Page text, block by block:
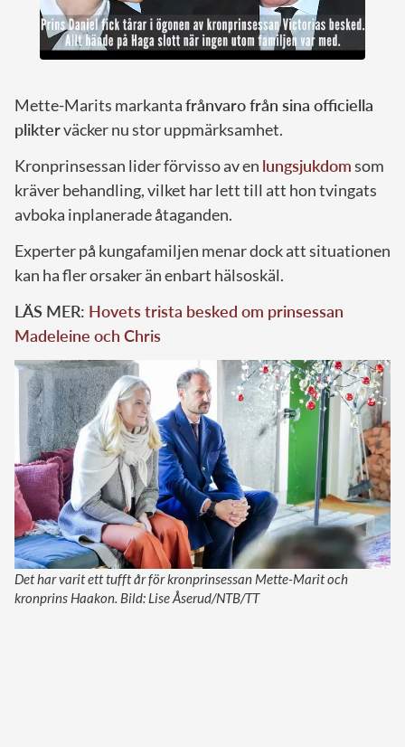
Mette-Marits markantafrånvaro från sina officiella
plikterväcker nu stor uppmärksamhet.
Kronprinsessan lider förvisso av en lungsjukdomsom
kräver behandling, vilket har lett till att hon tvingats
avboka inplanerade åtaganden.
Experter på kungafamiljen menar dock att situationen
kan ha fler orsaker än enbart hälsoskäl.
LÄS MER: Hovets trista besked om prinsessan
Madeleine och Chris
Det har varit ett tufft år för kronprinsessan Mette-Marit och
kronprins Haakon. Bild: Lise Åserud/NTB/TT